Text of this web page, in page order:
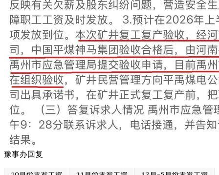
豫事办回复